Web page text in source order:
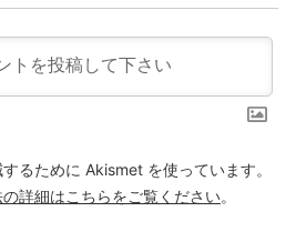
るために Akismet を使っています。
詳細はこちらをご覧ください。